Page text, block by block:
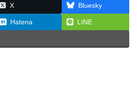
X
Bluesky
Hatena LINE